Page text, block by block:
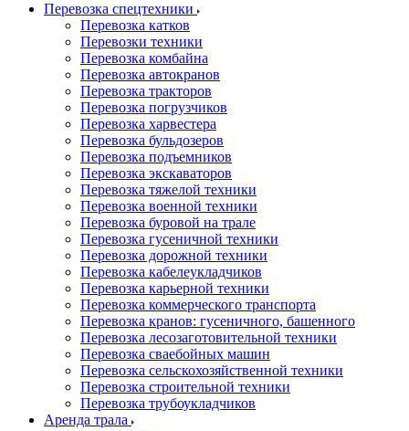
Перевозка спецтехники
Перевозка катков
Перевозки техники
Перевозка комбайна
Перевозка автокранов
Перевозка тракторов
Перевозка погрузчиков
Перевозка харвестера
Перевозка бульдозеров
Перевозка подъемников
Перевозка экскаваторов
Перевозка тяжелой техники
Перевозка военной техники
Перевозка буровой на трале
Перевозка гусеничной техники
Перевозка дорожной техники
Перевозка кабелеукладчиков
Перевозка карьерной техники
Перевозка коммерческого транспорта
Перевозка кранов: гусеничного, башенного
Перевозка лесозаготовительной техники
Перевозка сваебойных машин
Перевозка сельскохозяйственной техники
Перевозка строительной техники
Перевозка трубоукладчиков
Аренда трала